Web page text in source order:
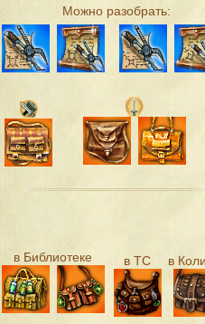
Можно разобрать:
в Библиотеке в ТС в